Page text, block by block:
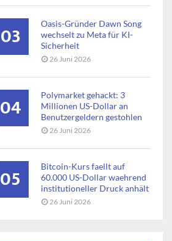
03
Oasis-Gründer Dawn Song
wechselt zu Meta für KI-
Sicherheit
26 Juni 2026
04
Polymarket gehackt: 3
Millionen US-Dollar an
Benutzergeldern gestohlen
26 Juni 2026
05
Bitcoin-Kurs faellt auf
60.000 US-Dollar waehrend
institutioneller Druck anhält
26 Juni 2026